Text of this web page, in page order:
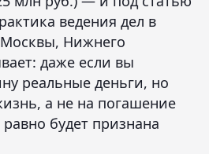
ведения дел в
Нижнего
даже если вы
реальные деньги, но
а не на погашение
равно будет признана